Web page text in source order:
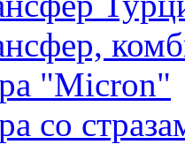
"Micron"
со